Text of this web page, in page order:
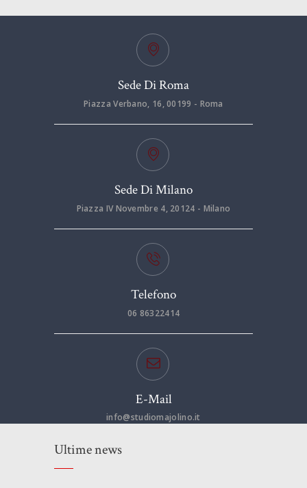
Sede Di Roma
Piazza Verbano, 16, 00199 - Roma
Sede Di Milano
Piazza IV Novembre 4, 20124 - Milano
Telefono
06 86322414
E-Mail
info@studiomajolino.it
Ultime news